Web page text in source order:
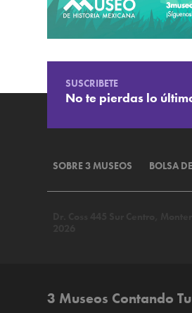
SUSCRIBETE
No te pierdas lo
SOBRE 3 MUSEOS BOLSA
3 Museos Contando